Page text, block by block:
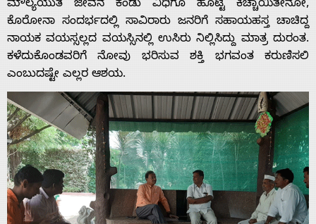
ಮೌಲ್ಯಯುತ ಜೀವನ ಕಂಡು ವಿಧಿಗೂ ಹೊಟ್ಟೆ ಕಿಚ್ಚಾಯಿತೇನೋ,
ಕೊರೋನಾ ಸಂದರ್ಭದಲ್ಲಿ ಸಾವಿರಾರು ಜನರಿಗೆ ಸಹಾಯಹಸ್ತ ಚಾಚಿದ್ದ
ನಾಯಕ ವಯಸ್ಸಲ್ಲದ ವಯಸ್ಸಿನಲ್ಲಿ ಉಸಿರು ನಿಲ್ಲಿಸಿದ್ದು ಮಾತ್ರ ದುರಂತ.
ಕಳೆದುಕೊಂಡವರಿಗೆ ನೋವು ಭರಿಸುವ ಶಕ್ತಿ ಭಗವಂತ ಕರುಣಿಸಲಿ
ಎಂಬುದಷ್ಟೇ ಎಲ್ಲರ ಆಶಯ.